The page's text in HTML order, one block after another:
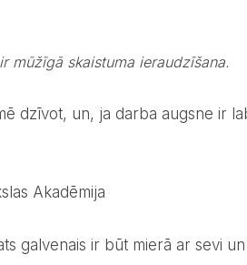
mūžīgā skaistuma ieraudzīšana.
dzīvot, un, ja darba augsne ir
Akadēmija
galvenais ir būt mierā ar sevi